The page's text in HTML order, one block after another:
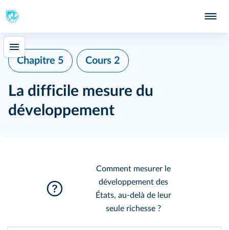
Chapitre 5 Cours 2
La difficile mesure du
développement
Comment mesurer le
développement des
États, au‑delà de leur
seule richesse ?